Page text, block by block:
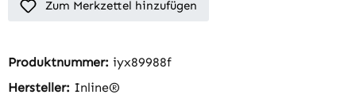
Zum Merkzettel hinzufügen
Produktnummer: iyx89988f
Hersteller: Inline®